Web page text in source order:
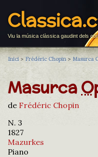
Viu la música clàssica gaudint dels
Inici > Frédéric Chopin > Masurca
Masurca
de Frédéric Chopin
N. 3
1827
Mazurkes
Piano